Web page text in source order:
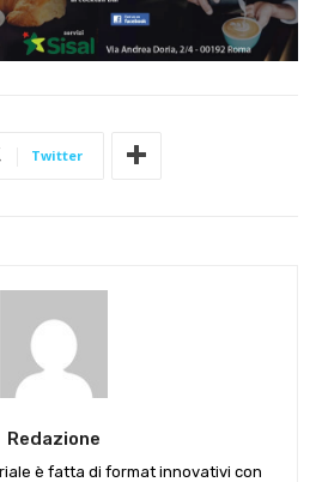
Twitter
Redazione
è fatta di format innovativi con